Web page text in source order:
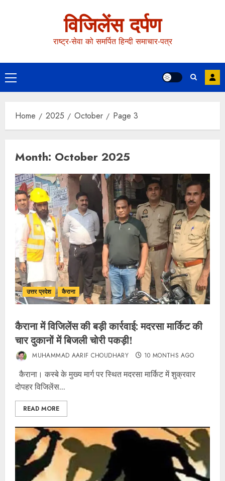
विजिलेंस दर्पण
राष्ट्र-सेवा को समर्पित हिन्दी समाचार-पत्र
Home 2025 October Page 3
Month: October 2025
उत्तर प्रदेश कैराना
कैराना में विजिलेंस की बड़ी कार्रवाई: मदरसा मार्किट की
चार दुकानों में बिजली चोरी पकड़ी!
MUHAMMAD AARIF CHOUDHARY 10 MONTHS AGO
कैराना। कस्बे के मुख्य मार्ग पर स्थित मदरसा मार्किट में शुक्रवार
दोपहर विजिलेंस...
READ MORE